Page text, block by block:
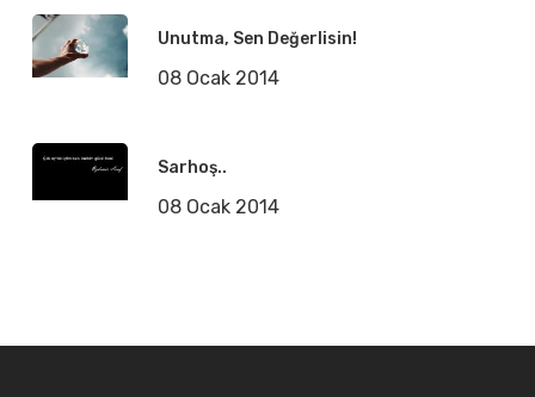
Unutma, Sen Değerlisin!
08 Ocak 2014
Sarhoş..
08 Ocak 2014